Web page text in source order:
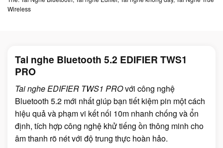
Wireless
Tai nghe Bluetooth 5.2 EDIFIER TWS1
PRO
Tai nghe EDIFIER TWS1 PROvới công nghệ
Bluetooth 5.2 mới nhất giúp bạn tiết kiệm pin một cách
hiệu quả và phạm vi kết nối 10m nhanh chống và ổn
định, tích hợp công nghệ khử tiếng ồn thông minh cho
âm thanh rõ nét với độ trung thực hoàn hảo.